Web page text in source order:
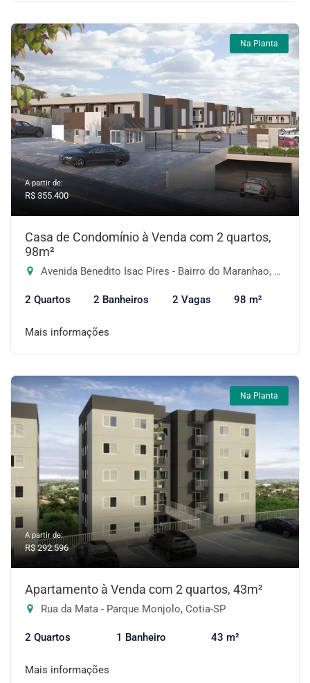
Na Planta
A partir de:
R$ 355.400
Casa de Condomínio à Venda com 2 quartos,
98m²
Avenida Benedito Isac Píres - Bairro do Maranhao, Cotia-SP
2 Quartos 2 Banheiros 2 Vagas 98 m²
Mais informações
Na Planta
A partir de:
R$ 292.596
Apartamento à Venda com 2 quartos, 43m²
Rua da Mata - Parque Monjolo, Cotia-SP
2 Quartos 1 Banheiro 43 m²
Mais informações